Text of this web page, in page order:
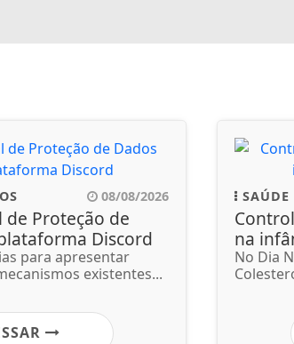
08/08/2026
de Proteção de
Discord
para apresentar
existentes...
SAÚDE
na
No Dia